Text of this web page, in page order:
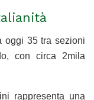
oggi 35 tra sezioni
con circa 2mila
rappresenta una